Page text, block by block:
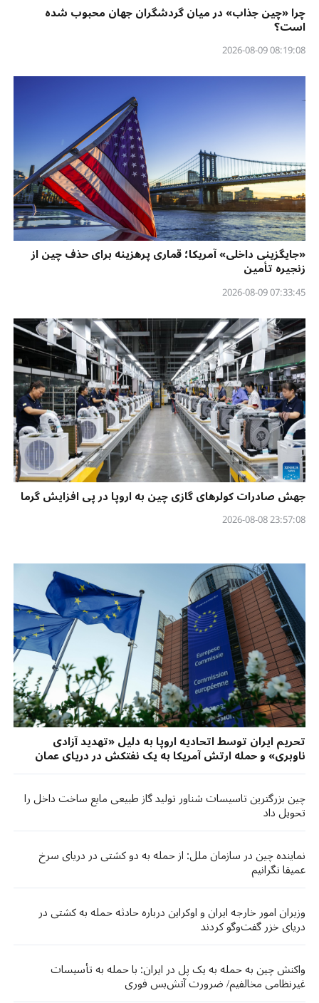
چرا «چین جذاب» در میان گردشگران جهان محبوب شده
است؟
08:19:08 2026-08-09
«جایگزینی داخلی» آمریکا؛ قماری پرهزینه برای حذف چین از
زنجیره تأمین
07:33:45 2026-08-09
جهش صادرات کولرهای گازی چین به اروپا در پی افزایش گرما
23:57:08 2026-08-08
تحریم ایران توسط اتحادیه اروپا به دلیل «تهدید آزادی
ناوبری» و حمله ارتش آمریکا به یک نفتکش در دریای عمان
چین بزرگترین تاسیسات شناور تولید گاز طبیعی مایع ساخت داخل را
تحویل داد
نماینده چین در سازمان ملل: از حمله به دو کشتی در دریای سرخ
عمیقا نگرانیم
وزیران امور خارجه ایران و اوکراین درباره حادثه حمله به کشتی در
دریای خزر گفت‌وگو کردند
واکنش چین به حمله به یک پل در ایران: با حمله به تأسیسات
غیرنظامی مخالفیم/ ضرورت آتش‌بس فوری